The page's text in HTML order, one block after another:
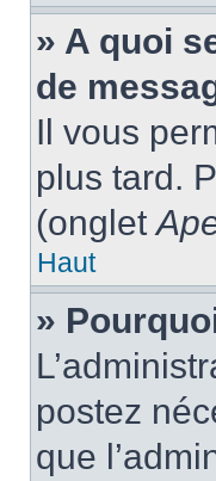
» A quoi
de
Il vous
plus tard.
(onglet
Haut
»
postez
que